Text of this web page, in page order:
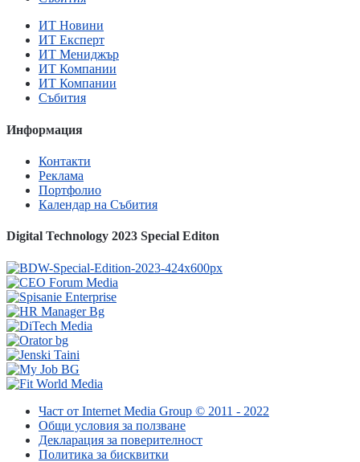
ИТ Новини
ИТ Експерт
ИТ Мениджър
ИТ Компании
ИТ Компании
Събития
Информация
Контакти
Реклама
Портфолио
Календар на Събития
Digital Technology 2023 Special Editon
Част от Internet Media Group © 2011 - 2022
Общи условия за ползване
Декларация за поверителност
Политика за бисквитки